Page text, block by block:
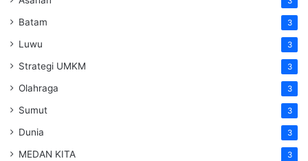
Batam 3
Luwu 3
Strategi UMKM 3
Olahraga 3
Sumut 3
Dunia 3
MEDAN KITA 3